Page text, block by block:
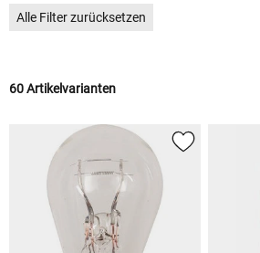
Alle Filter zurücksetzen
60 Artikelvarianten